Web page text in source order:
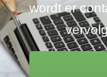
wordt er